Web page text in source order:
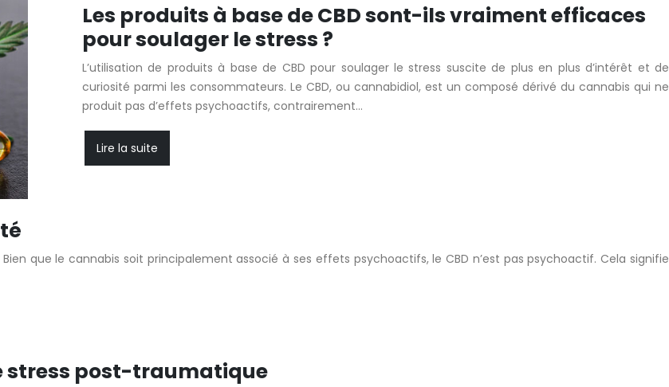
Les produits à base de CBD sont-ils vraiment efficaces
pour soulager le stress ?
L’utilisation de produits à base de CBD pour soulager le stress suscite de plus en plus d’intérêt et de
curiosité parmi les consommateurs. Le CBD, ou cannabidiol, est un composé dérivé du cannabis qui ne
produit pas d’effets psychoactifs, contrairement…
Lire la suite
que le cannabis soit principalement associé à ses effets psychoactifs, le CBD n’est pas psychoactif. Cela signifie
stress post-traumatique